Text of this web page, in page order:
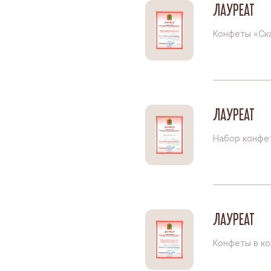
ЛАУРЕАТ
Конфеты
ЛАУРЕАТ
Набор
ЛАУРЕАТ
Конфеты в